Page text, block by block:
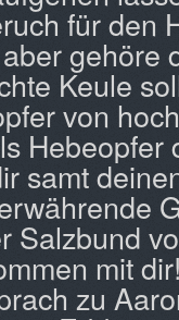
für den
gehöre
Keule
von
Hebeopfer
samt
Salzbund
mit
zu